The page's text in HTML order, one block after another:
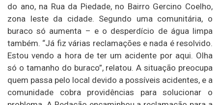
do ano, na Rua da Piedade, no Bairro Gercino Coelho,
zona leste da cidade. Segundo uma comunitária, o
buraco só aumenta – e o desperdício de água limpa
também. “Já fiz várias reclamações e nada é resolvido.
Estou vendo a hora de ter um acidente por aqui. Olha
só o tamanho do buraco”, relatou. A situação preocupa
quem passa pelo local devido a possíveis acidentes, e a
comunidade cobra providências para solucionar o